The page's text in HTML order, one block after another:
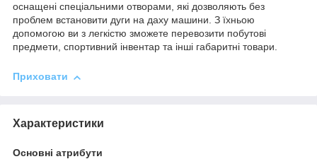
оснащені спеціальними отворами, які дозволяють без
проблем встановити дуги на даху машини. З їхньою
допомогою ви з легкістю зможете перевозити побутові
предмети, спортивний інвентар та інші габаритні товари.
Приховати
Характеристики
Основні атрибути